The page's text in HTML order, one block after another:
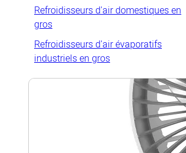
Refroidisseurs d'air domestiques en
gros
Refroidisseurs d'air évaporatifs
industriels en gros